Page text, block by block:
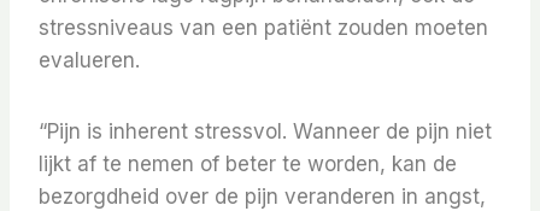
stressniveaus van een patiënt zouden moeten
evalueren.
“Pijn is inherent stressvol. Wanneer de pijn niet
lijkt af te nemen of beter te worden, kan de
bezorgdheid over de pijn veranderen in angst,